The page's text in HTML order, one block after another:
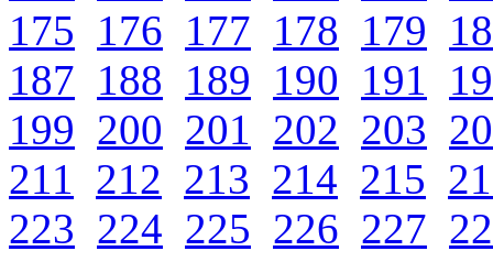
175 176 177 178 179
187 188 189 190 191
199 200 201 202 203
211 212 213 214 215
223 224 225 226 227